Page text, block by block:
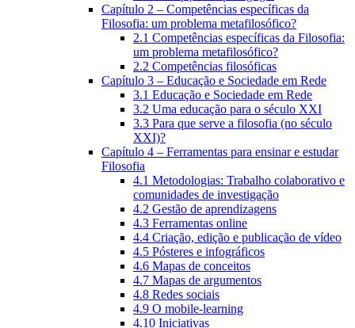
Capítulo 2 – Competências específicas da
Filosofia: um problema metafilosófico?
2.1 Competências específicas da Filosofia:
um problema metafilosófico?
2.2 Competências filosóficas
Capítulo 3 – Educação e Sociedade em Rede
3.1 Educação e Sociedade em Rede
3.2 Uma educação para o século XXI
3.3 Para que serve a filosofia (no século
XXI)?
Capítulo 4 – Ferramentas para ensinar e estudar
Filosofia
4.1 Metodologias: Trabalho colaborativo e
comunidades de investigação
4.2 Gestão de aprendizagens
4.3 Ferramentas online
4.4 Criação, edição e publicação de vídeo
4.5 Pósteres e infográficos
4.6 Mapas de conceitos
4.7 Mapas de argumentos
4.8 Redes sociais
4.9 O mobile-learning
4.10 Iniciativas